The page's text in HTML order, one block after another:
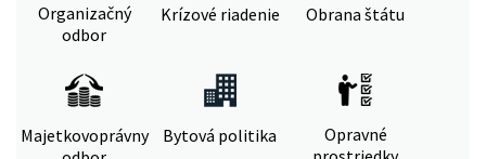
Organizačný
odbor
Krízové riadenie Obrana štátu
Majetkovoprávny
Bytová politika
Opravné